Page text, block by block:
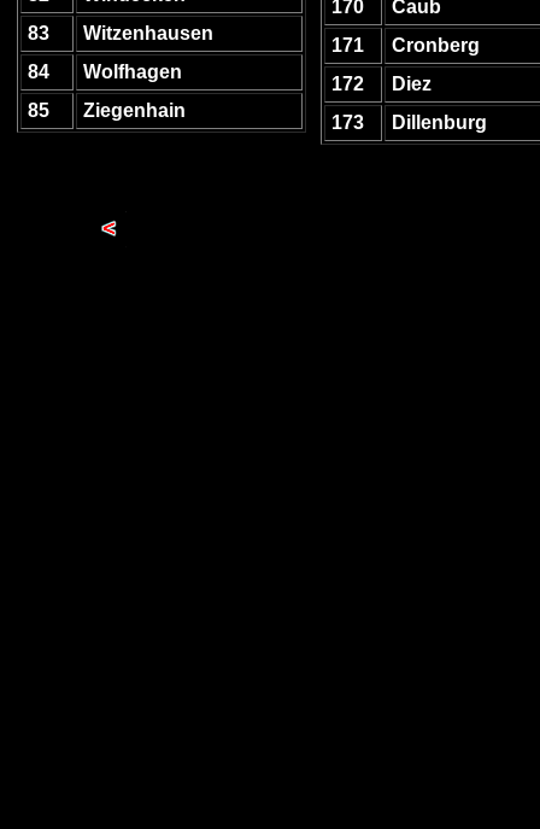
83
Witzenhausen
84
Wolfhagen
85
Ziegenhain
170
Caub
171
Cronberg
172
Diez
173
Dillenburg